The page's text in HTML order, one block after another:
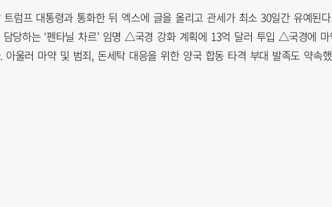
럼프 대통령과 통화한 뒤 엑스에 글을 올리고 관세가 최소 30일간 유예된
당하는 ‘펜타닐 차르’ 임명 △국경 강화 계획에 13억 달러 투입 △국경에 마
울러 마약 및 범죄, 돈세탁 대응을 위한 양국 합동 타격 부대 발족도 약속했